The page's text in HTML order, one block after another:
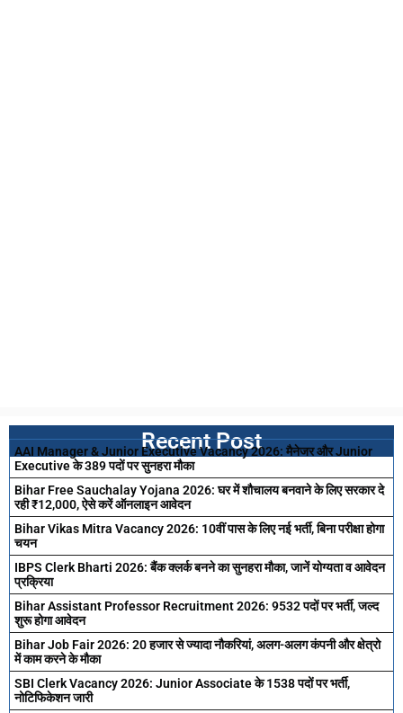
Recent Post
AAI Manager & Junior Executive Vacancy 2026: मैनेजर और Junior
Executive के 389 पदों पर सुनहरा मौका
Bihar Free Sauchalay Yojana 2026: घर में शौचालय बनवाने के लिए सरकार दे
रही ₹12,000, ऐसे करें ऑनलाइन आवेदन
Bihar Vikas Mitra Vacancy 2026: 10वीं पास के लिए नई भर्ती, बिना परीक्षा होगा
चयन
IBPS Clerk Bharti 2026: बैंक क्लर्क बनने का सुनहरा मौका, जानें योग्यता व आवेदन
प्रक्रिया
Bihar Assistant Professor Recruitment 2026: 9532 पदों पर भर्ती, जल्द
शुरू होगा आवेदन
Bihar Job Fair 2026: 20 हजार से ज्यादा नौकरियां, अलग-अलग कंपनी और क्षेत्रो
में काम करने के मौका
SBI Clerk Vacancy 2026: Junior Associate के 1538 पदों पर भर्ती,
नोटिफिकेशन जारी